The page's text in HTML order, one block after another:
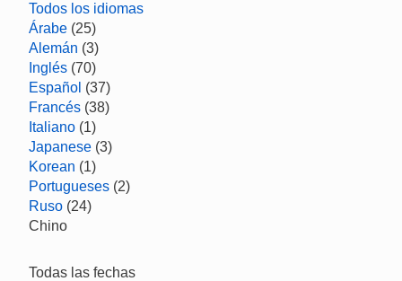
Todos los idiomas
Árabe (25)
Alemán (3)
Inglés (70)
Español (37)
Francés (38)
Italiano (1)
Japanese (3)
Korean (1)
Portugueses (2)
Ruso (24)
Chino
Todas las fechas